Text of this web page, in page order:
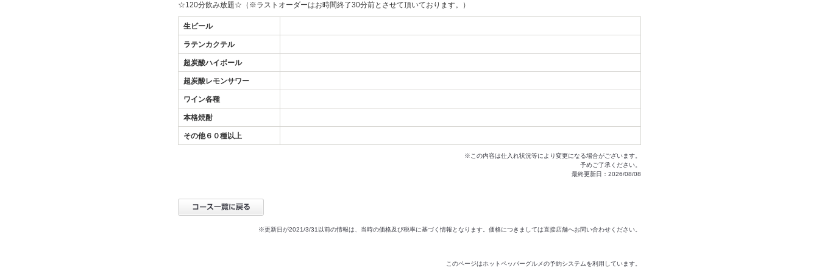
☆120分飲み放題☆（※ラストオーダーはお時間終了30分前とさせて頂いております。）
生ビール
ラテンカクテル
超炭酸ハイボール
超炭酸レモンサワー
ワイン各種
本格焼酎
その他６０種以上
※この内容は仕入れ状況等により変更になる場合がございます。
予めご了承ください。
最終更新日：2026/08/08
※更新日が2021/3/31以前の情報は、当時の価格及び税率に基づく情報となります。価格につきましては直接店舗へお問い合わせください。
このページはホットペッパーグルメの予約システムを利用しています。